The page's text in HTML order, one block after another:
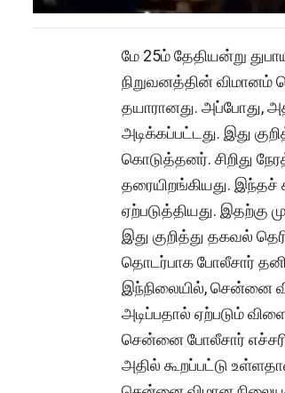
மே 25ம் தேதியன்று
நிறுவனத்தின்
தயாரானது. அப்போது,
அடிக்கப்பட்டது. இது
கொடுத்தனர். சிறிது
தரையிறங்கியது.
ஏற்படுத்தியது. இதற்கு
இது குறித்து தகவல்
தொடர்பாக போலீசார்
இந்நிலையில், சென்னை
அடிப்பதால் ஏற்படும்
சென்னை போலீசார்
அதில் கூறப்பட்டு